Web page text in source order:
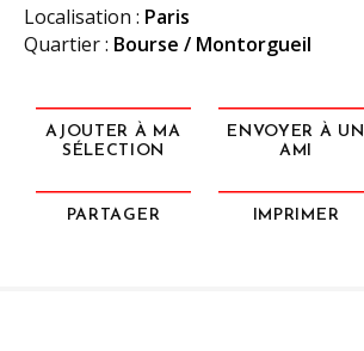
Localisation : Paris
Quartier : Bourse / Montorgueil
AJOUTER À MA
SÉLECTION
ENVOYER À UN
AMI
PARTAGER IMPRIMER